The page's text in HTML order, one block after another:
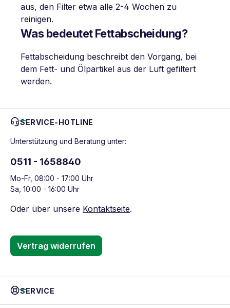
aus, den Filter etwa alle 2-4 Wochen zu
reinigen.
Was bedeutet Fettabscheidung?
Fettabscheidung beschreibt den Vorgang, bei
dem Fett- und Ölpartikel aus der Luft gefiltert
werden.
SERVICE-HOTLINE
Unterstützung und Beratung unter:
0511 - 1658840
Mo-Fr, 08:00 - 17:00 Uhr
Sa, 10:00 - 16:00 Uhr
Oder über unsere Kontaktseite.
Vertrag widerrufen
SERVICE